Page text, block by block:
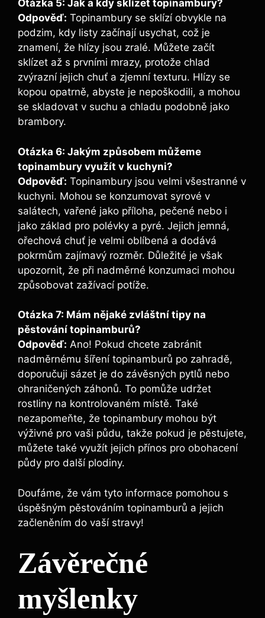
Otázka 5: Jak a kdy sklízet topinambury?
Odpověď: Topinambury se sklízí obvykle na
podzim, kdy listy začínají usychat, což je
znamení, že hlízy jsou zralé. Můžete začít
sklízet až s prvními mrazy, protože chlad
zvýrazní jejich chuť a zjemní texturu. Hlízy se
kopou opatrně, abyste je nepoškodili, a mohou
se skladovat v suchu a chladu podobně jako
brambory.
Otázka 6: Jakým způsobem můžeme
topinambury využít v kuchyni?
Odpověď: Topinambury jsou velmi všestranné v
kuchyni. Mohou se konzumovat syrové v
salátech, vařené jako příloha, pečené nebo i
jako základ pro polévky a pyré. Jejich jemná,
ořechová chuť je velmi oblíbená a dodává
pokrmům zajímavý rozměr. Důležité je však
upozornit, že při nadměrné konzumaci mohou
způsobovat zažívací potíže.
Otázka 7: Mám nějaké zvláštní tipy na
pěstování topinamburů?
Odpověď: Ano! Pokud chcete zabránit
nadměrnému šíření topinamburů po zahradě,
doporučuji sázet je do závěsných pytlů nebo
ohraničených záhonů. To pomůže udržet
rostliny na kontrolovaném místě. Také
nezapomeňte, že topinambury mohou být
výživné pro vaši půdu, takže pokud je pěstujete,
můžete také využít jejich přínos pro obohacení
půdy pro další plodiny.
Doufáme, že vám tyto informace pomohou s
úspěšným pěstováním topinamburů a jejich
začleněním do vaší stravy!
Závěrečné
myšlenky